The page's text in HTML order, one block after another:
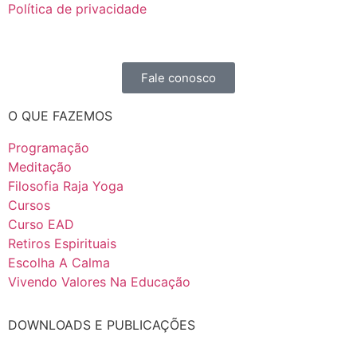
Política de privacidade
Fale conosco
O QUE FAZEMOS
Programação
Meditação
Filosofia Raja Yoga
Cursos
Curso EAD
Retiros Espirituais
Escolha A Calma
Vivendo Valores Na Educação
DOWNLOADS E PUBLICAÇÕES